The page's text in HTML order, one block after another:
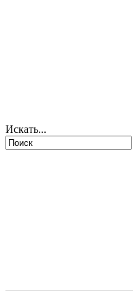
Искать...